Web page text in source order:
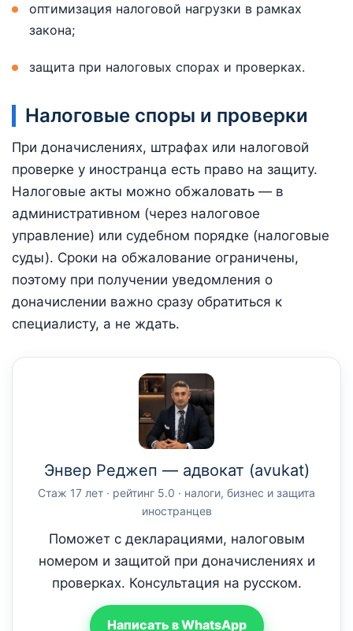
оптимизация налоговой нагрузки в рамках
закона;
защита при налоговых спорах и проверках.
Налоговые споры и проверки
При доначислениях, штрафах или налоговой
проверке у иностранца есть право на защиту.
Налоговые акты можно обжаловать — в
административном (через налоговое
управление) или судебном порядке (налоговые
суды). Сроки на обжалование ограничены,
поэтому при получении уведомления о
доначислении важно сразу обратиться к
специалисту, а не ждать.
Энвер Реджеп — адвокат (avukat)
Стаж 17 лет · рейтинг 5.0 · налоги, бизнес и защита
иностранцев
Поможет с декларациями, налоговым
номером и защитой при доначислениях и
проверках. Консультация на русском.
Написать в WhatsApp